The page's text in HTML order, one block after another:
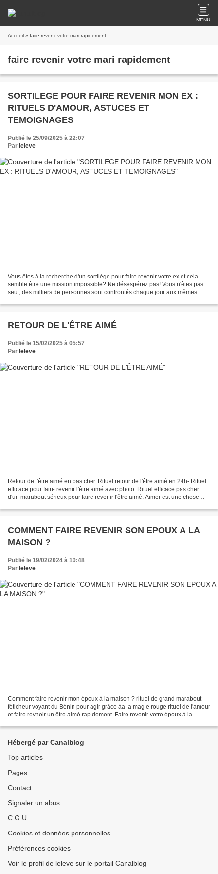
MENU
Accueil » faire revenir votre mari rapidement
faire revenir votre mari rapidement
SORTILEGE POUR FAIRE REVENIR MON EX :
RITUELS D'AMOUR, ASTUCES ET
TEMOIGNAGES
Publié le 25/09/2025 à 22:07
Par leleve
Vous êtes à la recherche d'un sortilège pour faire revenir votre ex et cela
semble être une mission impossible? Ne désespérez pas! Vous n'êtes pas
seul, des milliers de personnes sont confrontés chaque jour aux mêmes
RETOUR DE L'ÊTRE AIMÉ
Publié le 15/02/2025 à 05:57
Par leleve
Retour de l'être aimé en pas cher. Rituel retour de l'être aimé en 24h- Rituel
efficace pour faire revenir l'être aimé avec photo. Rituel efficace pas cher
d'un marabout sérieux pour faire revenir l'être aimé. Aimer est une chose
COMMENT FAIRE REVENIR SON EPOUX A LA
MAISON ?
Publié le 19/02/2024 à 10:48
Par leleve
Comment faire revenir mon époux à la maison ? rituel de grand marabout
féticheur voyant du Bénin pour agir grâce àa la magie rouge rituel de l'amour
et faire revneir un être aimé rapidement. Faire revenir votre époux à la
Hébergé par Canalblog
Top articles
Pages
Contact
Signaler un abus
C.G.U.
Cookies et données personnelles
Préférences cookies
Voir le profil de leleve sur le portail Canalblog